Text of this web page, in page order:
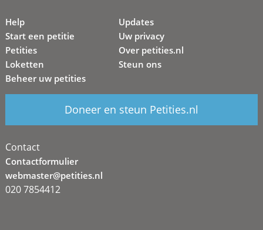
Help
Start een petitie
Petities
Loketten
Beheer uw petities
Updates
Uw privacy
Over petities.nl
Steun ons
Doneer en steun Petities.nl
Contact
Contactformulier
webmaster@petities.nl
020 7854412